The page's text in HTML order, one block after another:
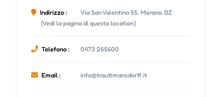
Indirizzo :
Via San Valentino 55, Merano, BZ
(Vedi la pagina di questa location)
Telefono : 0473 255600
Email : info@trauttmansdorff.it